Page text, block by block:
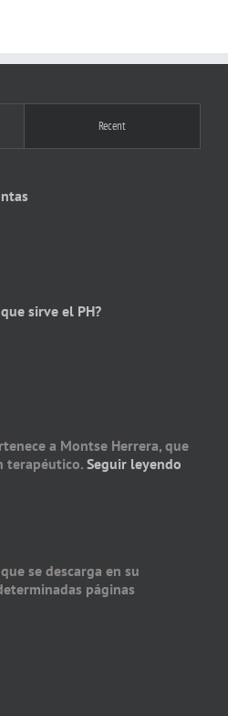
Recent
sirve el PH?
a Montse Herrera, que
terapéutico. Seguir leyendo
se descarga en su
páginas